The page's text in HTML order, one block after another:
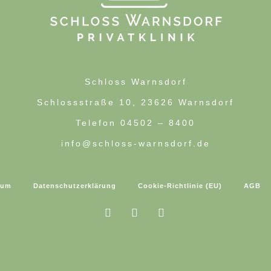
Schloss Warnsdorf
Schlossstraße 10, 23626 Warnsdorf
Telefon 04502 – 8400
info@schloss-warnsdorf.de
Datenschutzerklärung Cookie-Richtlinie (EU) AGB